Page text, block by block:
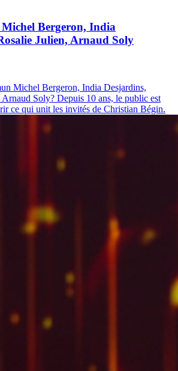
Michel Bergeron, India
Julien, Arnaud Soly
Michel Bergeron, India Desjardins,
Arnaud Soly? Depuis 10 ans, le public est
ce qui unit les invités de Christian Bégin.